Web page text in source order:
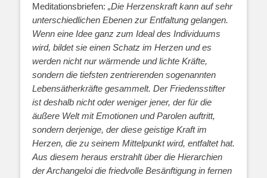
Meditationsbriefen: „Die Herzenskraft kann auf sehr
unterschiedlichen Ebenen zur Entfaltung gelangen.
Wenn eine Idee ganz zum Ideal des Individuums
wird, bildet sie einen Schatz im Herzen und es
werden nicht nur wärmende und lichte Kräfte,
sondern die tiefsten zentrierenden sogenannten
Lebensätherkräfte gesammelt. Der Friedensstifter
ist deshalb nicht oder weniger jener, der für die
äußere Welt mit Emotionen und Parolen auftritt,
sondern derjenige, der diese geistige Kraft im
Herzen, die zu seinem Mittelpunkt wird, entfaltet hat.
Aus diesem heraus erstrahlt über die Hierarchien
der Archangeloi die friedvolle Besänftigung in fernen